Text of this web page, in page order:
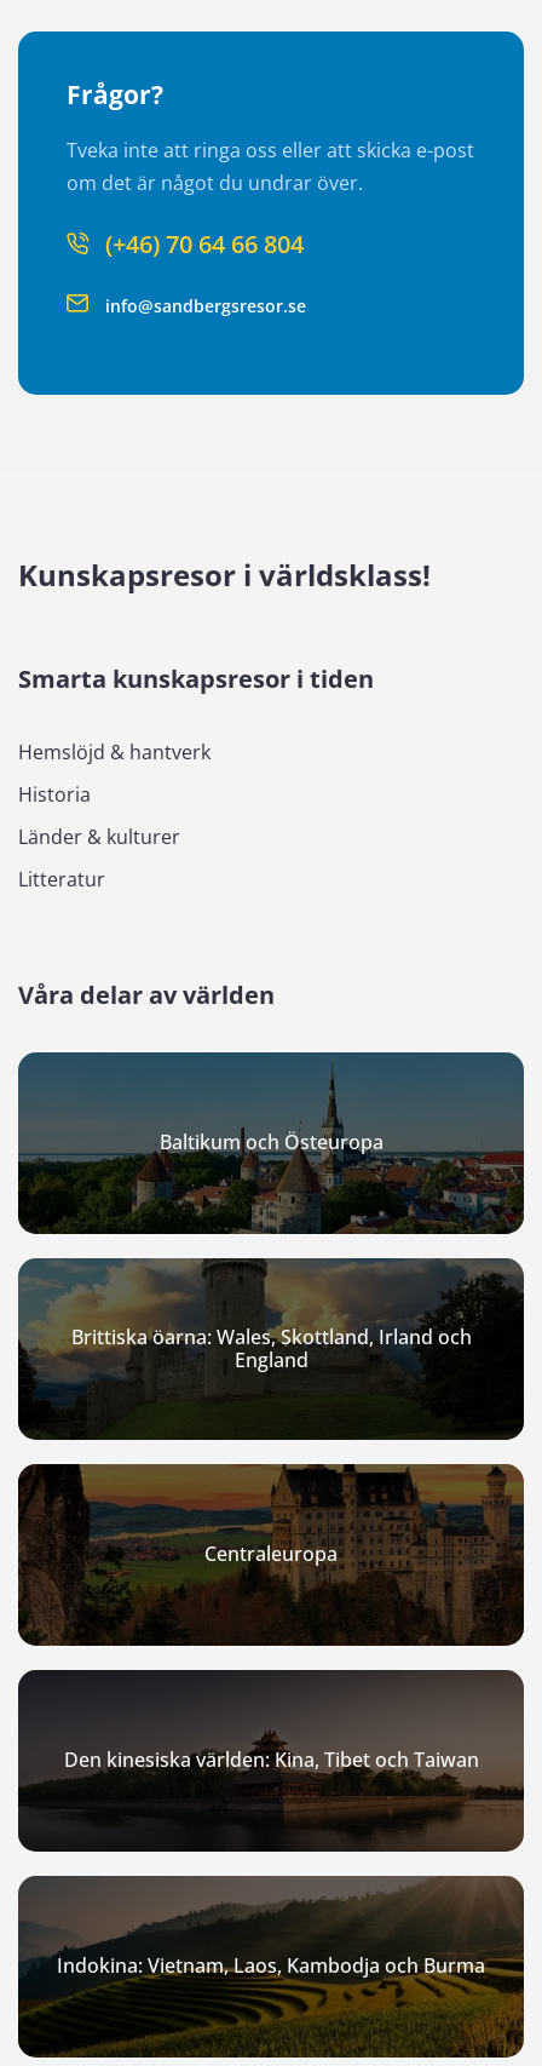
Frågor?
Tveka inte att ringa oss eller att skicka e-post
om det är något du undrar över.
(+46) 70 64 66 804
info@sandbergsresor.se
Kunskapsresor i världsklass!
Smarta kunskapsresor i tiden
Hemslöjd & hantverk
Historia
Länder & kulturer
Litteratur
Våra delar av världen
Baltikum och Östeuropa
Brittiska öarna: Wales, Skottland, Irland och
England
Centraleuropa
Den kinesiska världen: Kina, Tibet och Taiwan
Indokina: Vietnam, Laos, Kambodja och Burma